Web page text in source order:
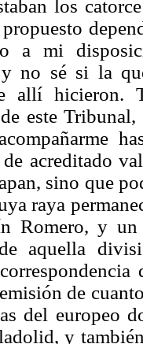
los
a mi
no sé si la
allí hicieron.
este
acreditado
sino que
raya
Romero, y
aquella
de
del europeo
y